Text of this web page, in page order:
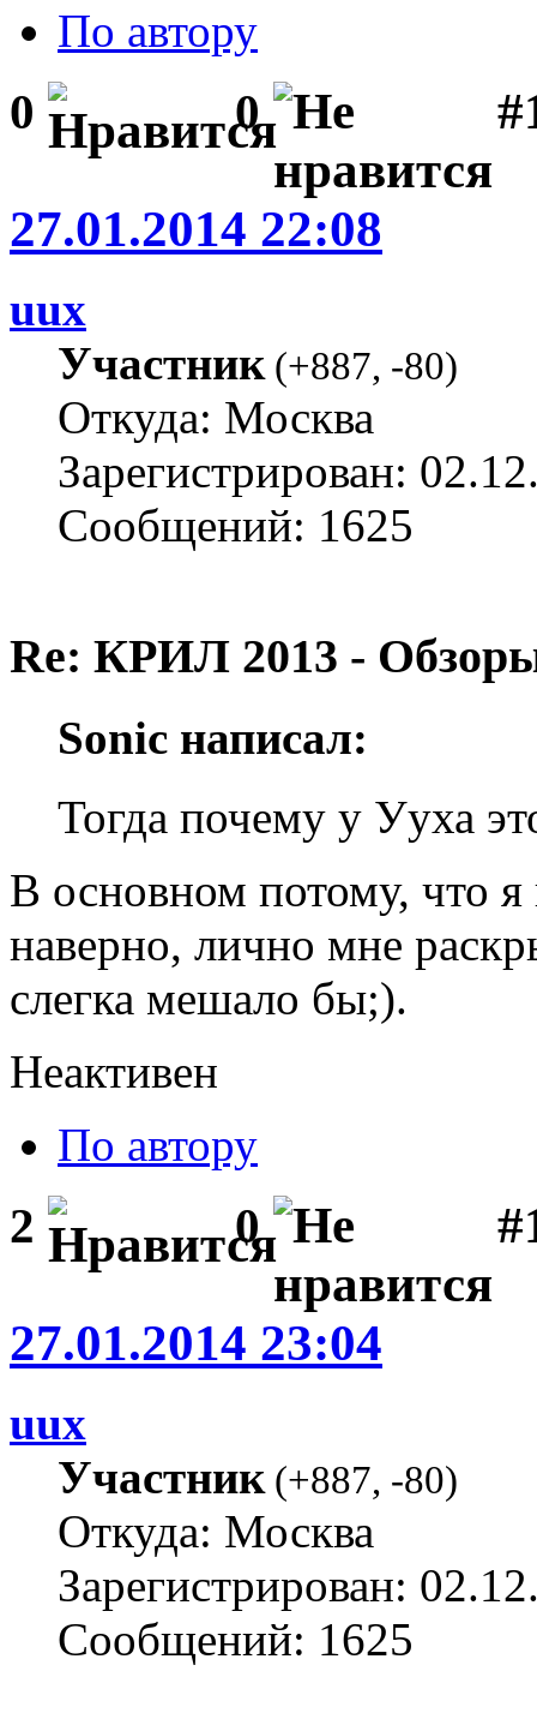
По автору
0 0
27.01.2014 22:08
uux
Участник(+887, -80)
Откуда: Москва
Зарегистрирован:
Сообщений: 1625
Re: КРИЛ 2013 -
Sonic написал:
Тогда почему у Ууха
В основном потому, что
наверно, лично мне
слегка мешало бы;).
Неактивен
По автору
2 0
27.01.2014 23:04
uux
Участник(+887, -80)
Откуда: Москва
Зарегистрирован:
Сообщений: 1625